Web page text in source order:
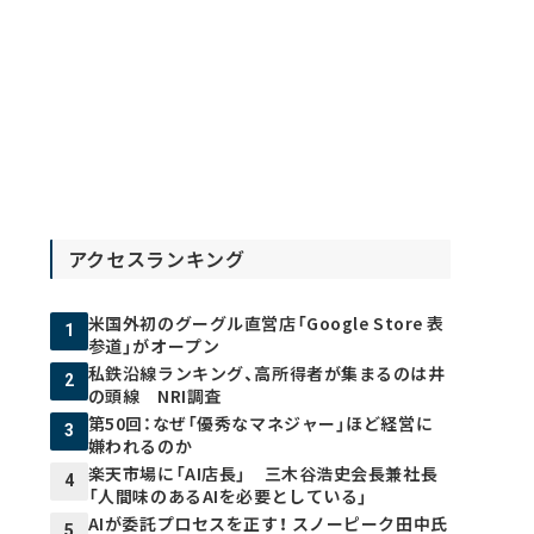
アクセスランキング
1
米国外初のグーグル直営店「Google Store 表
参道」がオープン
2
私鉄沿線ランキング、高所得者が集まるのは井
の頭線 NRI調査
3
第50回：なぜ「優秀なマネジャー」ほど経営に
嫌われるのか
4
楽天市場に「AI店長」 三木谷浩史会長兼社長
「人間味のあるAIを必要としている」
AIが委託プロセスを正す！ スノーピーク田中氏